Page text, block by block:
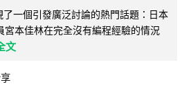
一個引發廣泛討論的熱門話題：日本
宮本佳林在完全沒有編程經驗的情況
文